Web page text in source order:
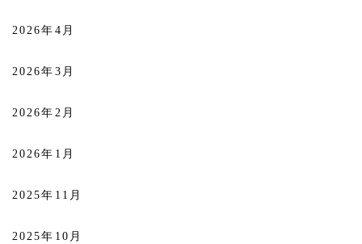
2026年4月
2026年3月
2026年2月
2026年1月
2025年11月
2025年10月